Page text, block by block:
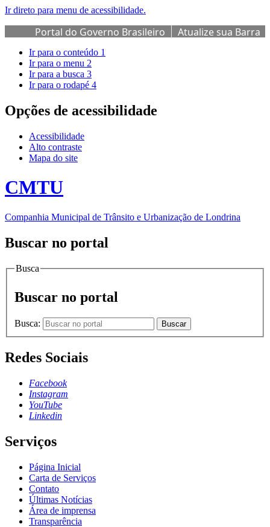
Ir direto para menu de acessibilidade.
Portal do Governo Brasileiro
Atualize sua Barra
de Governo
Ir para o conteúdo 1
Ir para o menu 2
Ir para a busca 3
Ir para o rodapé 4
Opções de acessibilidade
Acessibilidade
Alto contraste
Mapa do site
CMTU
Companhia Municipal de Trânsito e Urbanização de Londrina
Buscar no portal
Busca
Buscar no portal
Busca: Buscar
Redes Sociais
Facebook
Instagram
YouTube
Linkedin
Serviços
Página Inicial
Carta de Serviços
Contato
Últimas Notícias
Área de imprensa
Transparência